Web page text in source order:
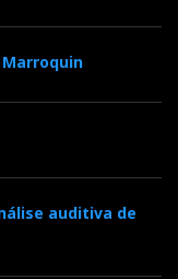
auditiva de